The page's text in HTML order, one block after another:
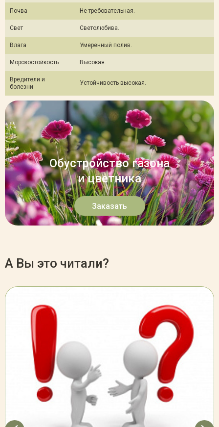
Почва Не требовательная.
Свет Светолюбива.
Влага Умеренный полив.
Морозостойкость Высокая.
Вредители и
болезни
Устойчивость высокая.
Обустройство газона
и цветника
Заказать
А Вы это читали?